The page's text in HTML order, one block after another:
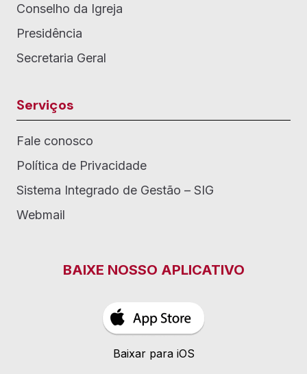
Conselho da Igreja
Presidência
Secretaria Geral
Serviços
Fale conosco
Política de Privacidade
Sistema Integrado de Gestão – SIG
Webmail
BAIXE NOSSO APLICATIVO
Baixar para iOS